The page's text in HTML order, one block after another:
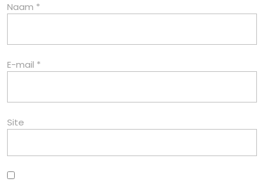
Naam *
E-mail *
Site